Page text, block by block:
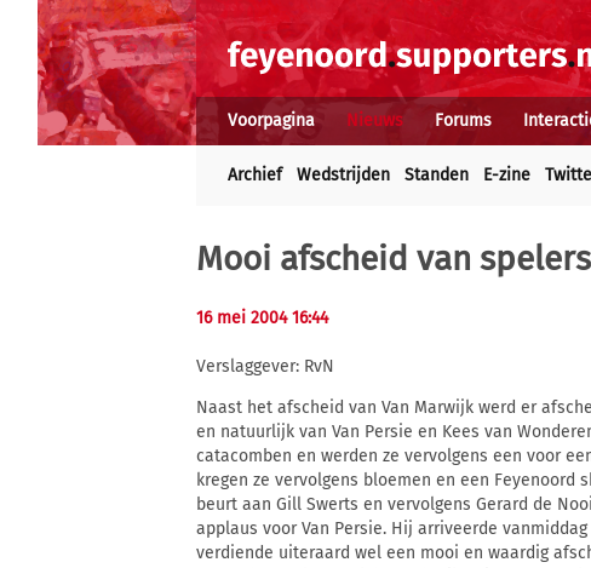
Voorpagina Nieuws Forums
Archief Wedstrijden Standen E-zine
Mooi afscheid van
16 mei 2004 16:44
Verslaggever: RvN
Naast het afscheid van Van Marwijk werd er
en natuurlijk van Van Persie en Kees van
catacomben en werden ze vervolgens een voor
kregen ze vervolgens bloemen en een
beurt aan Gill Swerts en vervolgens Gerard de
applaus voor Van Persie. Hij arriveerde
verdiende uiteraard wel een mooi en waardig